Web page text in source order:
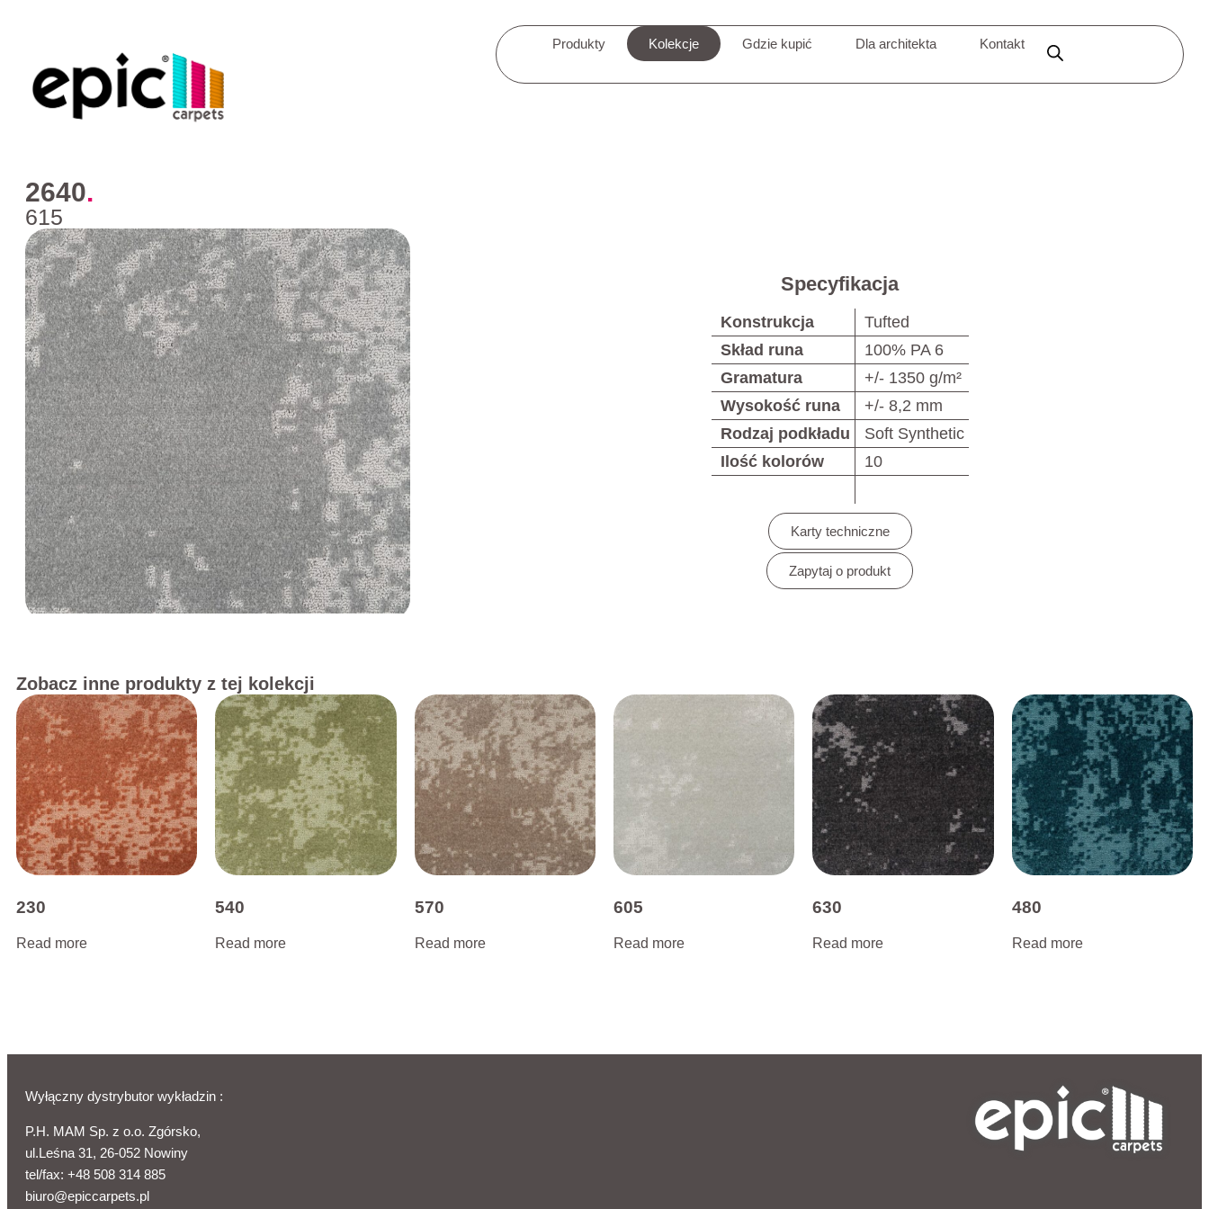
Produkty Kolekcje Gdzie kupić Dla architekta Kontakt
2640.
615
Specyfikacja
Konstrukcja
Tufted
Skład runa
100% PA 6
Gramatura
+/- 1350 g/m²
Wysokość runa
+/- 8,2 mm
Rodzaj podkładu
Soft Synthetic
Ilość kolorów
10
Karty techniczne
Zapytaj o produkt
Zobacz inne produkty z tej kolekcji
230
Read more
540
Read more
570
Read more
605
Read more
630
Read more
480
Read more
Wyłączny dystrybutor wykładzin :
P.H. MAM Sp. z o.o. Zgórsko,
ul.Leśna 31, 26-052 Nowiny
tel/fax: +48 508 314 885
biuro@epiccarpets.pl